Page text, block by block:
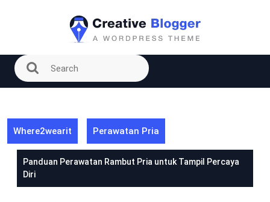
Where2wearit Perawatan Pria
Panduan Perawatan Rambut Pria untuk Tampil Percaya
Diri